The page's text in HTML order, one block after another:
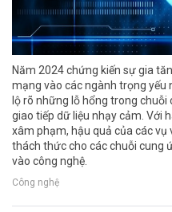
Năm 2024 chứng kiến sự gia
mạng vào các ngành trọng yếu
lộ rõ những lỗ hổng trong
giao tiếp dữ liệu nhạy cảm. Với
xâm phạm, hậu quả của các
thách thức cho các chuỗi cung
vào công nghệ.
Công nghệ